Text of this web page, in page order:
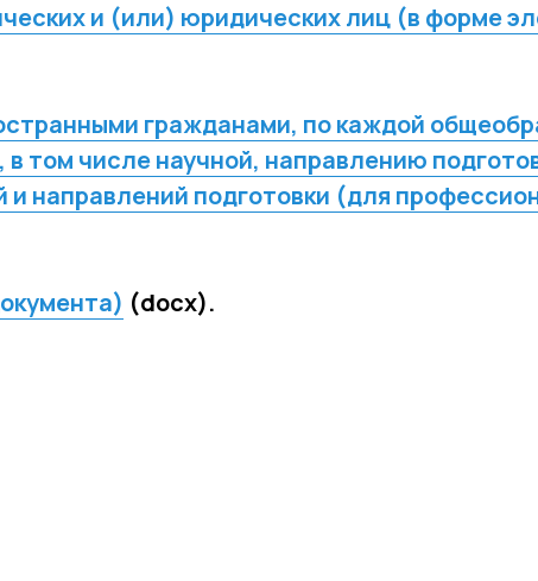
и (или) юридических лиц (в форме
гражданами, по каждой
том числе научной, направлению
направлений подготовки (для
(docx).